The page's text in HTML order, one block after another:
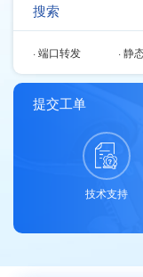
搜索
· 端口转发 · 静
提交工单
技术支持